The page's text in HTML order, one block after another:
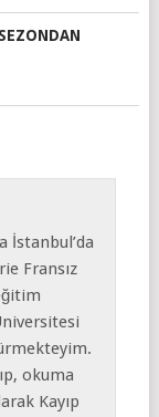
İstanbul’da
Fransız
okuma
Kayıp